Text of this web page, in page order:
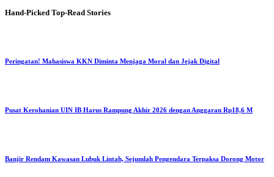
Hand-Picked Top-Read Stories
Peringatan! Mahasiswa KKN Diminta Menjaga Moral dan Jejak Digital
Pusat Kerohanian UIN IB Harus Rampung Akhir 2026 dengan Anggaran Rp18,6 M
Banjir Rendam Kawasan Lubuk Lintah, Sejumlah Pengendara Terpaksa Dorong Motor